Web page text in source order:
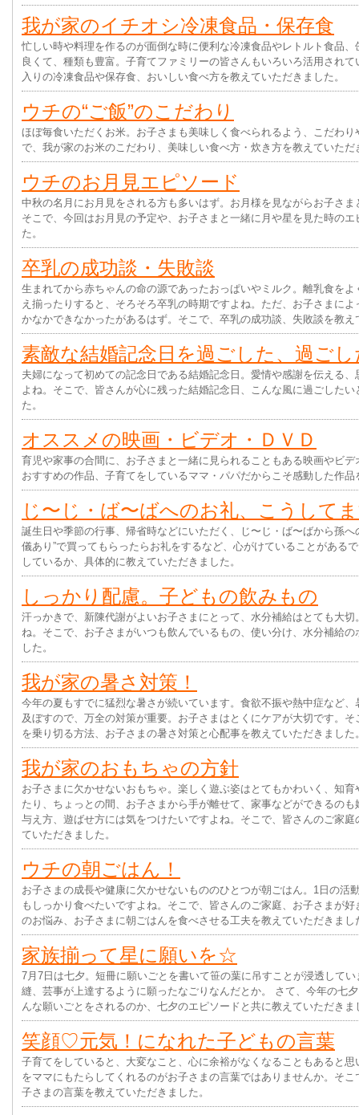
我が家のイチオシ冷凍食品・保存食
忙しい時や料理を作るのが面倒な時に便利な冷凍食品やレトルト食品
良くて、種類も豊富。子育てファミリーの皆さんもいろいろ活用され
入りの冷凍食品や保存食、おいしい食べ方を教えていただきました。
ウチの“ご飯”のこだわり
ほぼ毎食いただくお米。お子さまも美味しく食べられるよう、こだわ
で、我が家のお米のこだわり、美味しい食べ方・炊き方を教えていただ
ウチのお月見エピソード
中秋の名月にお月見をされる方も多いはず。お月様を見ながらお子さ
そこで、今回はお月見の予定や、お子さまと一緒に月や星を見た時の
た。
卒乳の成功談・失敗談
生まれてから赤ちゃんの命の源であったおっぱいやミルク。離乳食を
え揃ったりすると、そろそろ卒乳の時期ですよね。ただ、お子さまに
かなかできなかったがあるはず。そこで、卒乳の成功談、失敗談を教え
素敵な結婚記念日を過ごした、過ご
夫婦になって初めての記念日である結婚記念日。愛情や感謝を伝える
よね。そこで、皆さんが心に残った結婚記念日、こんな風に過ごした
た。
オススメの映画・ビデオ・ＤＶＤ
育児や家事の合間に、お子さまと一緒に見られることもある映画やビ
おすすめの作品、子育てをしているママ・パパだからこそ感動した作
じ〜じ・ば〜ばへのお礼、こうして
誕生日や季節の行事、帰省時などにいただく、じ〜じ・ば〜ばから孫へ
儀あり”で買ってもらったらお礼をするなど、心がけていることがある
しているか、具体的に教えていただきました。
しっかり配慮。子どもの飲みもの
汗っかきで、新陳代謝がよいお子さまにとって、水分補給はとても大
ね。そこで、お子さまがいつも飲んでいるもの、使い分け、水分補給
した。
我が家の暑さ対策！
今年の夏もすでに猛烈な暑さが続いています。食欲不振や熱中症など
及ぼすので、万全の対策が重要。お子さまはとくにケアが大切です。
を乗り切る方法、お子さまの暑さ対策と心配事を教えていただきました
我が家のおもちゃの方針
お子さまに欠かせないおもちゃ。楽しく遊ぶ姿はとてもかわいく、知
たり、ちょっとの間、お子さまから手が離せて、家事などができるの
与え方、遊ばせ方には気をつけたいですよね。そこで、皆さんのご家
ていただきました。
ウチの朝ごはん！
お子さまの成長や健康に欠かせないもののひとつが朝ごはん。1日の活
もしっかり食べたいですよね。そこで、皆さんのご家庭、お子さまが
のお悩み、お子さまに朝ごはんを食べさせる工夫を教えていただきまし
家族揃って星に願いを☆
7月7日は七夕。短冊に願いごとを書いて笹の葉に吊すことが浸透して
縫、芸事が上達するように願ったなごりなんだとか。 さて、今年の七
んな願いごとをされるのか、七夕のエピソードと共に教えていただきま
笑顔♡元気！になれた子どもの言葉
子育てをしていると、大変なこと、心に余裕がなくなることもあると
をママにもたらしてくれるのがお子さまの言葉ではありませんか。そ
子さまの言葉を教えていただきました。